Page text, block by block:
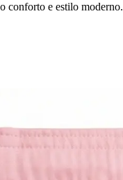
conforto e estilo moderno.